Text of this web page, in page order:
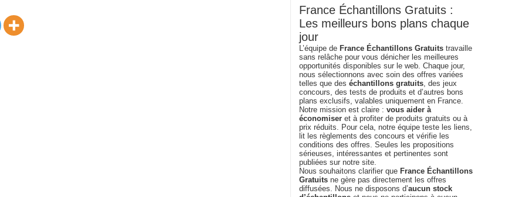
France Échantillons Gratuits :
Les meilleurs bons plans chaque
jour
L’équipe de France Échantillons Gratuits travaille
sans relâche pour vous dénicher les meilleures
opportunités disponibles sur le web. Chaque jour,
nous sélectionnons avec soin des offres variées
telles que des échantillons gratuits, des jeux
concours, des tests de produits et d’autres bons
plans exclusifs, valables uniquement en France.
Notre mission est claire : vous aider à
économiser et à profiter de produits gratuits ou à
prix réduits. Pour cela, notre équipe teste les liens,
lit les règlements des concours et vérifie les
conditions des offres. Seules les propositions
sérieuses, intéressantes et pertinentes sont
publiées sur notre site.
Nous souhaitons clarifier que France Échantillons
Gratuits ne gère pas directement les offres
diffusées. Nous ne disposons d’aucun stock